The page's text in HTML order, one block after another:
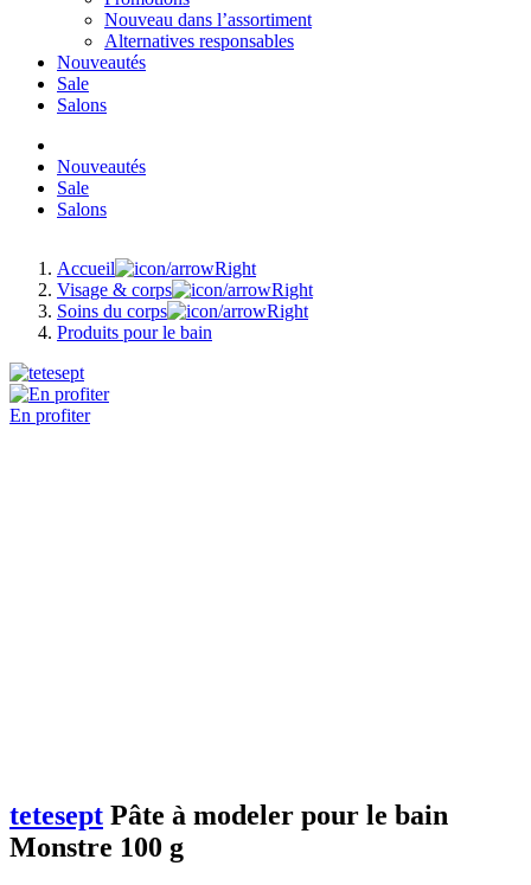
Nouveau dans l’assortiment
Alternatives responsables
Nouveautés
Sale
Salons
Nouveautés
Sale
Salons
Accueil
Visage & corps
Soins du corps
Produits pour le bain
En profiter
tetesept Pâte à modeler pour le bain
Monstre 100 g